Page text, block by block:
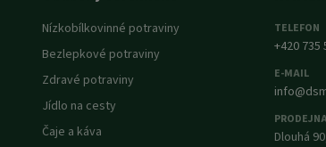
Nízkobílkovinné potraviny
Bezlepkové potraviny
Zdravé potraviny
Jídlo na cesty
Čaje a káva
TELEFON
+420 735
E-MAIL
Dlouhá